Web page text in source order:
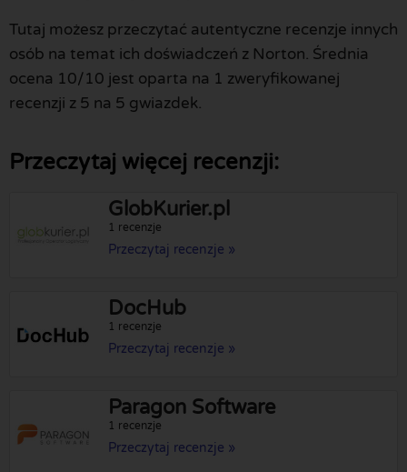
Tutaj możesz przeczytać autentyczne recenzje innych
osób na temat ich doświadczeń z Norton. Średnia
ocena 10/10 jest oparta na 1 zweryfikowanej
recenzji z 5 na 5 gwiazdek.
Przeczytaj więcej recenzji:
GlobKurier.pl
1 recenzje
Przeczytaj recenzje »
DocHub
1 recenzje
Przeczytaj recenzje »
Paragon Software
1 recenzje
Przeczytaj recenzje »